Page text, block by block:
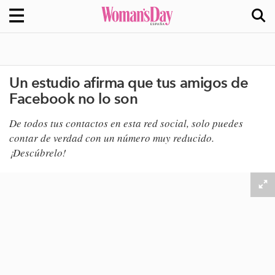
Un estudio afirma que tus amigos de
Facebook no lo son
​De todos tus contactos en esta red social, solo puedes
contar de verdad con un número muy reducido.
¡Descúbrelo!